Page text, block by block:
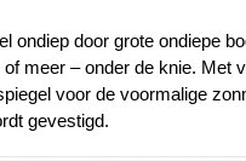
ondiep door grote ondiepe
meer – onder de knie. Met
voor de voormalige
gevestigd.